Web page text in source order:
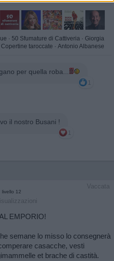
· 50 Sfumature di Cattiveria · Giorgia
Copertine taroccate · Antonio Albanese
per quella roba...
1
il nostro Busani !
1
Vaccata
livello 12
EMPORIO!
semane lo misso lo consegnerà
casacche, vesti
et brache di castità.